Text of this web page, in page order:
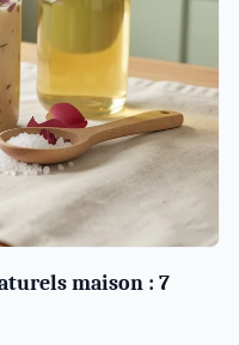
maison : 7